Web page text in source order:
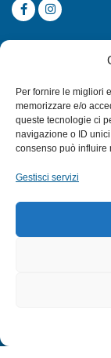
Per fornire le migliori
memorizzare e/o
queste tecnologie ci
navigazione o ID
consenso può influire
Gestisci servizi
CATEGORIE
MULINELLI
CANNE
ACCESSORI
TERMINI E